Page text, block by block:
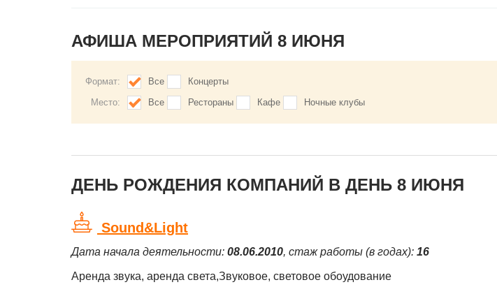
АФИША МЕРОПРИЯТИЙ 8 ИЮНЯ
Формат: Все
Концерты
Место:
Все Рестораны Кафе Ночные клубы
ДЕНЬ РОЖДЕНИЯ КОМПАНИЙ В ДЕНЬ 8 ИЮНЯ
Sound&Light
Дата начала деятельности: 08.06.2010, стаж работы (в годах): 16
Аренда звука, аренда света,Звуковое, световое обоудование